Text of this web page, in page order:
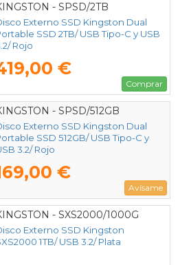
- SPSD/2TB
Externo SSD Kingston Dual
SSD 2TB/ USB Tipo-C y USB
Rojo
€
Comprar
- SPSD/512GB
Externo SSD Kingston Dual
SSD 512GB/ USB Tipo-C y
3.2/ Rojo
€
Avísame
- SXS2000/1000G
Externo SSD Kingston
1TB/ USB 3.2/ Plata